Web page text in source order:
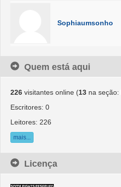
Sophiaumsonho
Quem está aqui
226 visitantes online (13 na seção:
Escritores: 0
Leitores: 226
mais...
Licença